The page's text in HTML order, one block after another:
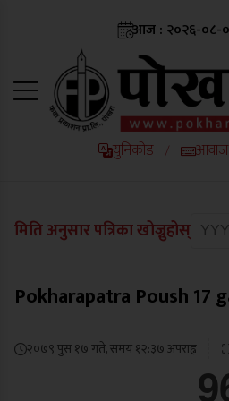
आज : २०२६-०८-
युनिकोड / आवाज
मिति अनुसार पत्रिका खोज्नुहोस्
Pokharapatra Poush 17
२०७९ पुस १७ गते, समय १२:३७ अपराह्न